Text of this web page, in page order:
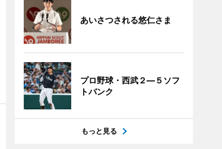
あいさつされる悠仁さま
プロ野球・西武２―５ソフ
トバンク
もっと見る